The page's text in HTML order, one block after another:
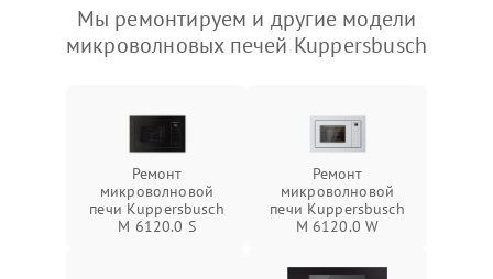
Мы ремонтируем и другие модели
микроволновых печей Kuppersbusch
Ремонт
микроволновой
печи Kuppersbusch
M 6120.0 S
Ремонт
микроволновой
печи Kuppersbusch
M 6120.0 W